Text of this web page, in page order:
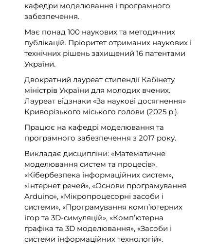
кафедри моделювання і програмного
забезпечення.
Має понад 100 наукових та методичних
публікацій. Пріоритет отриманих наукових і
технічних рішень захищений 16 патентами
України.
Двократний лауреат стипендії Кабінету
міністрів України для молодих вчених.
Лауреат відзнаки «За наукові досягнення»
Криворізького міського голови (2025 р.).
Працює на кафедрі моделювання та
програмного забезпечення з 2017 року.
Викладає дисципліни: «Математичне
моделювання систем та процесів»,
«Кібербезпека інформаційних систем»,
«Інтернет речей», «Основи програмування
Arduino», «Мікропроцесорні засоби і
системи», «Програмування комп’ютерних
ігор та 3D-симуляцій», «Комп’ютерна
графіка та 3D моделювання», «Засоби і
системи інформаційних технологій».